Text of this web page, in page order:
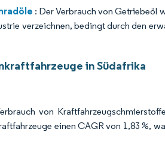
: Der Verbrauch von Getriebeöl
verzeichnen, bedingt durch den
in Südafrika
von
einen CAGR von 1,83 %,